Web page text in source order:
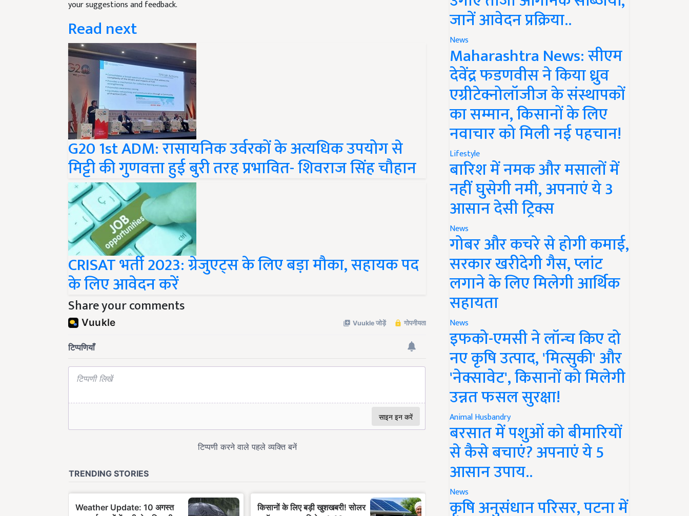
Read next
G20 1st ADM: रासायनिक उर्वरकों के अत्यधिक उपयोग से
मिट्टी की गुणवत्ता हुई बुरी तरह प्रभावित- शिवराज सिंह चौहान
CRISAT भर्ती 2023: ग्रेजुएट्स के लिए बड़ा मौका, सहायक पद
के लिए आवेदन करें
Share your comments
जानें आवेदन प्रक्रिया..
News
Maharashtra News: सीएम
देवेंद्र फडणवीस ने किया ध्रुव
एग्रीटेक्नोलॉजीज के संस्थापकों
का सम्मान, किसानों के लिए
नवाचार को मिली नई पहचान!
Lifestyle
बारिश में नमक और मसालों में
नहीं घुसेगी नमी, अपनाएं ये 3
आसान देसी ट्रिक्स
News
गोबर और कचरे से होगी कमाई,
सरकार खरीदेगी गैस, प्लांट
लगाने के लिए मिलेगी आर्थिक
सहायता
News
इफको-एमसी ने लॉन्च किए दो
नए कृषि उत्पाद, 'मित्सुकी' और
'नेक्सावेट', किसानों को मिलेगी
उन्नत फसल सुरक्षा!
Animal Husbandry
बरसात में पशुओं को बीमारियों
से कैसे बचाएं? अपनाएं ये 5
आसान उपाय..
News
कृषि अनुसंधान परिसर, पटना में